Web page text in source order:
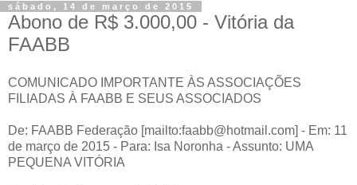
sábado, 14 de março de 2015
Abono de R$ 3.000,00 - Vitória da
FAABB
COMUNICADO IMPORTANTE ÀS ASSOCIAÇÕES
FILIADAS À FAABB E SEUS ASSOCIADOS
De: FAABB Federação [mailto:faabb@hotmail.com] - Em: 11
de março de 2015 - Para: Isa Noronha - Assunto: UMA
PEQUENA VITÓRIA